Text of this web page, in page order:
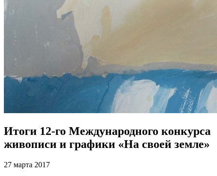
Итоги 12-го Международного конкурса
живописи и графики «На своей земле»
27 марта 2017